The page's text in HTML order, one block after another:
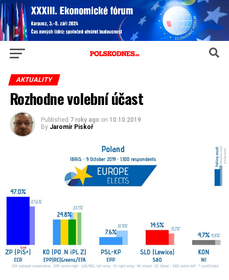
AKTUALITY
Rozhodne volební účast
Published 7 roky ago on 10.10.2019
By Jaromír Piskoř